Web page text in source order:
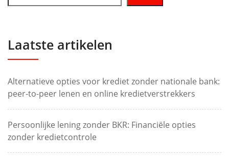
Laatste artikelen
Alternatieve opties voor krediet zonder nationale bank:
peer-to-peer lenen en online kredietverstrekkers
Persoonlijke lening zonder BKR: Financiële opties
zonder kredietcontrole